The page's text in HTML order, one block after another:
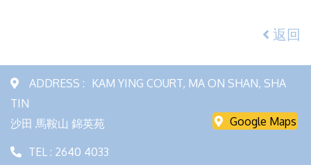
返回
ADDRESS : KAM YING COURT, MA ON SHAN, SHA
TIN
沙田 馬鞍山 錦英苑
Google Maps
TEL : 2640 4033